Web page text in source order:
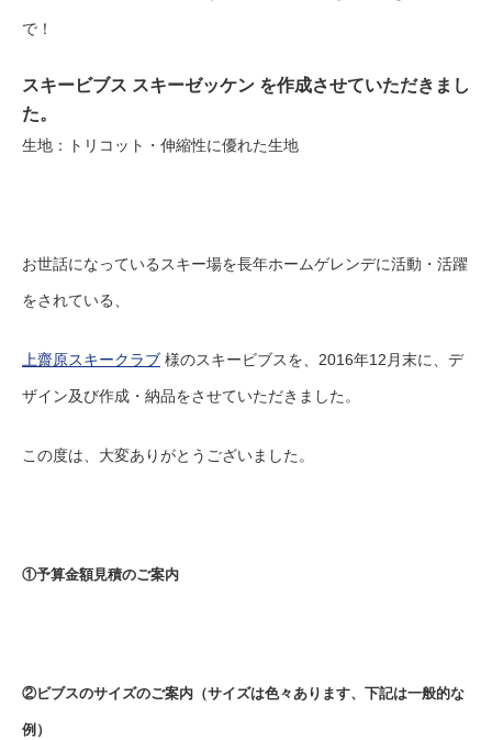
で！
スキービブス スキーゼッケン を作成させていただきまし
た。
生地：トリコット・伸縮性に優れた生地
お世話になっているスキー場を長年ホームゲレンデに活動・活躍
をされている、
上齋原スキークラブ 様のスキービブスを、2016年12月末に、デ
ザイン及び作成・納品をさせていただきました。
この度は、大変ありがとうございました。
①予算金額見積のご案内
②ビブスのサイズのご案内（サイズは色々あります、下記は一般的な
例）